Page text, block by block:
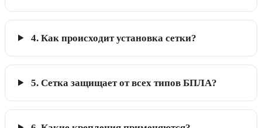
4. Как происходит установка сетки?
5. Сетка защищает от всех типов БПЛА?